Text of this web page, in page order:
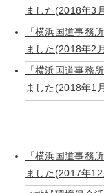
ました(2018年3
「横浜国道事務
ました(2018年2
「横浜国道事務
ました(2018年1
「横浜国道事務
ました(2017年12